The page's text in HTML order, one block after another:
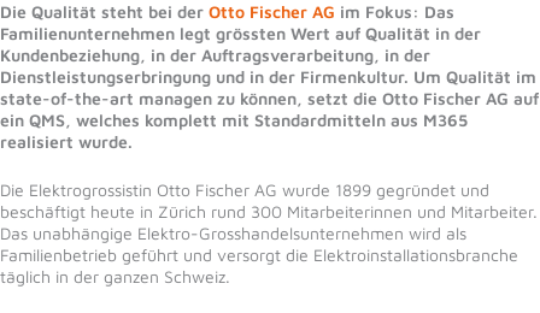
Die Qualität steht bei der Otto Fischer AG im Fokus: Das
Familienunternehmen legt grössten Wert auf Qualität in der
Kundenbeziehung, in der Auftragsverarbeitung, in der
Dienstleistungserbringung und in der Firmenkultur. Um Qualität im
state-of-the-art managen zu können, setzt die Otto Fischer AG auf
ein QMS, welches komplett mit Standardmitteln aus M365
realisiert wurde.
Die Elektrogrossistin Otto Fischer AG wurde 1899 gegründet und
beschäftigt heute in Zürich rund 300 Mitarbeiterinnen und Mitarbeiter.
Das unabhängige Elektro-Grosshandelsunternehmen wird als
Familienbetrieb geführt und versorgt die Elektroinstallationsbranche
täglich in der ganzen Schweiz.